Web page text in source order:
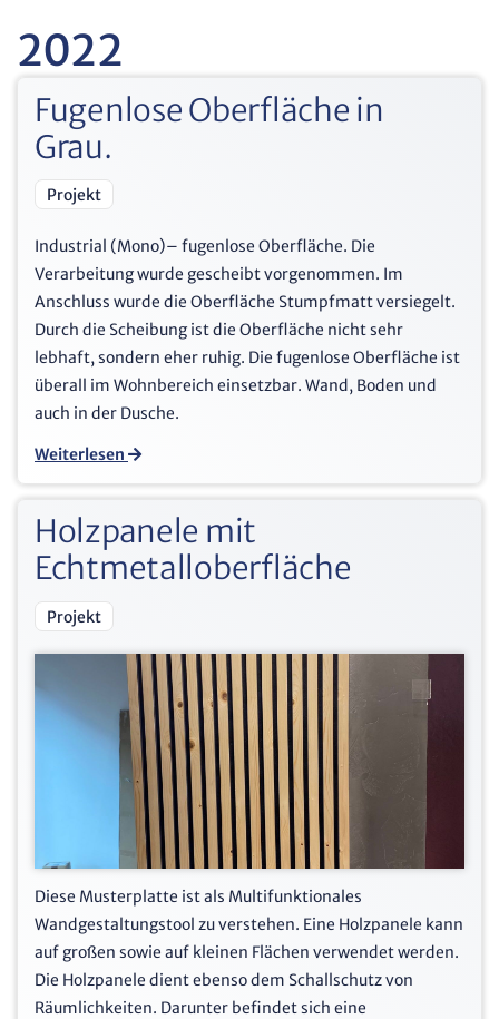
2022
Fugenlose Oberfläche in
Grau.
Projekt
Industrial (Mono)– fugenlose Oberfläche. Die
Verarbeitung wurde gescheibt vorgenommen. Im
Anschluss wurde die Oberfläche Stumpfmatt versiegelt.
Durch die Scheibung ist die Oberfläche nicht sehr
lebhaft, sondern eher ruhig. Die fugenlose Oberfläche ist
überall im Wohnbereich einsetzbar. Wand, Boden und
auch in der Dusche.
Weiterlesen
Holzpanele mit
Echtmetalloberfläche
Projekt
Diese Musterplatte ist als Multifunktionales
Wandgestaltungstool zu verstehen. Eine Holzpanele kann
auf großen sowie auf kleinen Flächen verwendet werden.
Die Holzpanele dient ebenso dem Schallschutz von
Räumlichkeiten. Darunter befindet sich eine